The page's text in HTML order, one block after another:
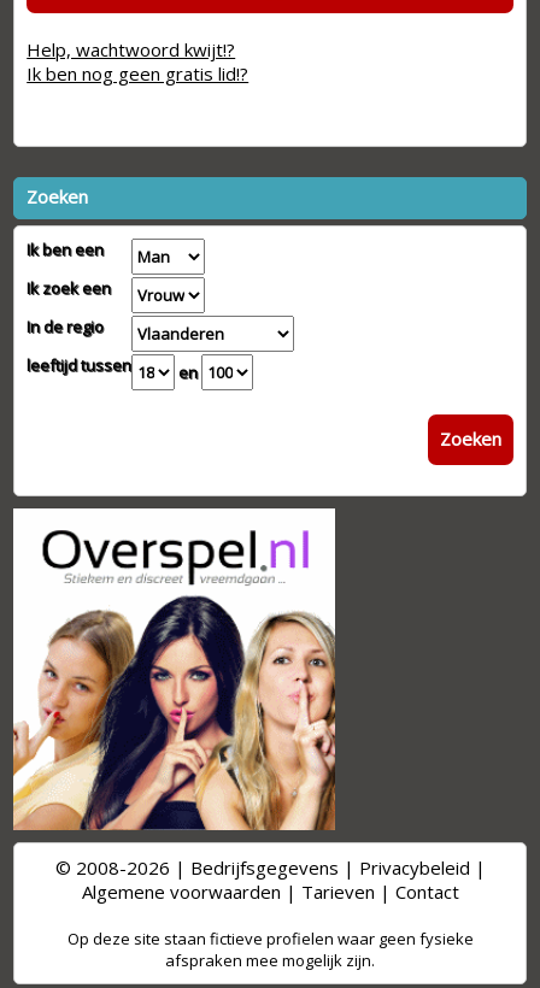
Help, wachtwoord kwijt!?
Ik ben nog geen gratis lid!?
Zoeken
Ik ben een
Ik zoek een
In de regio
leeftijd tussen
en
Zoeken
© 2008-2026 | Bedrijfsgegevens | Privacybeleid |
Algemene voorwaarden | Tarieven | Contact
Op deze site staan fictieve profielen waar geen fysieke
afspraken mee mogelijk zijn.